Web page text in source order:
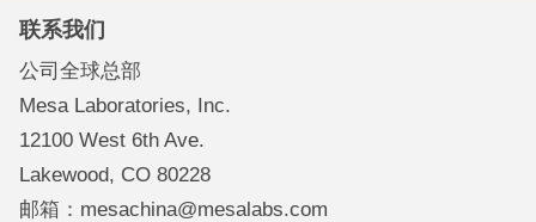
持续过程监控
环境控制和空气质量
气体和空气流量测定
肾脏护理质量控制
扭矩测试
我们的使命
Mesa品牌系列
诚聘英才
环境、社会和治理计划
投资者信息
联系我们
公司全球总部
Mesa Laboratories, Inc.
12100 West 6th Ave.
Lakewood, CO 80228
邮箱：mesachina@mesalabs.com